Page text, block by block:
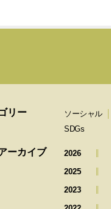
リー ソーシャル
SDGs
ーカイブ 2026
2025
2023